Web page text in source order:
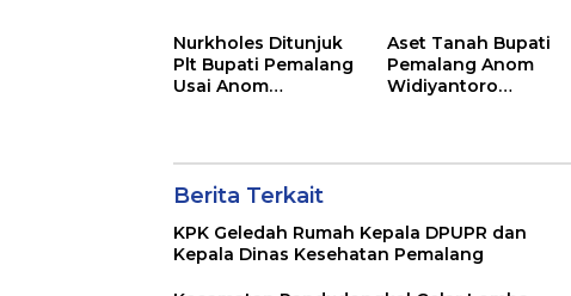
Nurkholes Ditunjuk
Plt Bupati Pemalang
Usai Anom
Aset Tanah Bupati
Pemalang Anom
Widiyantoro
KPK
Berita Terkait
KPK Geledah Rumah Kepala DPUPR dan
Kepala Dinas Kesehatan Pemalang